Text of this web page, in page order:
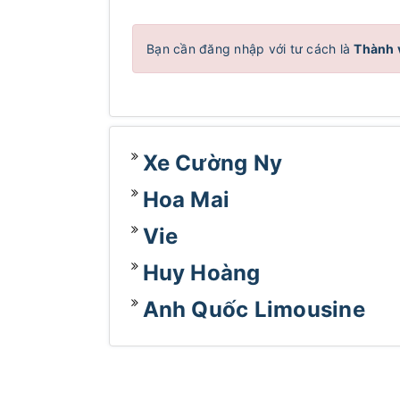
Bạn cần đăng nhập với tư cách làThành
Xe Cường Ny
Hoa Mai
Vie
Huy Hoàng
Anh Quốc Limousine